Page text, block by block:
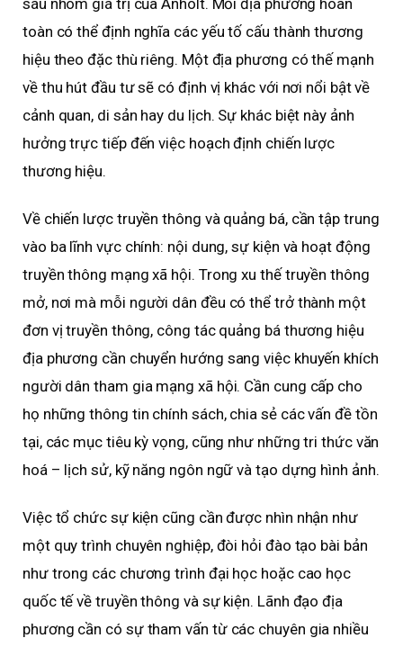
sáu nhóm giá trị của Anholt. Mỗi địa phương hoàn
toàn có thể định nghĩa các yếu tố cấu thành thương
hiệu theo đặc thù riêng. Một địa phương có thế mạnh
về thu hút đầu tư sẽ có định vị khác với nơi nổi bật về
cảnh quan, di sản hay du lịch. Sự khác biệt này ảnh
hưởng trực tiếp đến việc hoạch định chiến lược
thương hiệu.
Về chiến lược truyền thông và quảng bá, cần tập trung
vào ba lĩnh vực chính: nội dung, sự kiện và hoạt động
truyền thông mạng xã hội. Trong xu thế truyền thông
mở, nơi mà mỗi người dân đều có thể trở thành một
đơn vị truyền thông, công tác quảng bá thương hiệu
địa phương cần chuyển hướng sang việc khuyến khích
người dân tham gia mạng xã hội. Cần cung cấp cho
họ những thông tin chính sách, chia sẻ các vấn đề tồn
tại, các mục tiêu kỳ vọng, cũng như những tri thức văn
hoá – lịch sử, kỹ năng ngôn ngữ và tạo dựng hình ảnh.
Việc tổ chức sự kiện cũng cần được nhìn nhận như
một quy trình chuyên nghiệp, đòi hỏi đào tạo bài bản
như trong các chương trình đại học hoặc cao học
quốc tế về truyền thông và sự kiện. Lãnh đạo địa
phương cần có sự tham vấn từ các chuyên gia nhiều